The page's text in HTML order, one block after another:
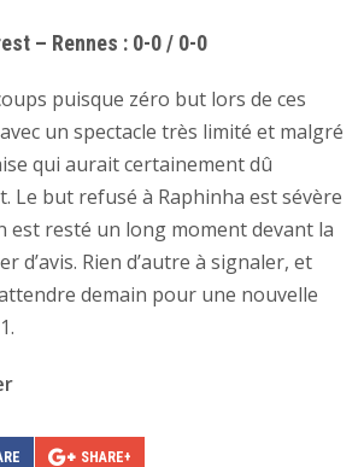
– Rennes : 0-0 / 0-0
puisque zéro but lors de ces
un spectacle très limité et malgré
qui aurait certainement dû
Le but refusé à Raphinha est sévère
est resté un long moment devant la
d’avis. Rien d’autre à signaler, et
demain pour une nouvelle
SHARE+